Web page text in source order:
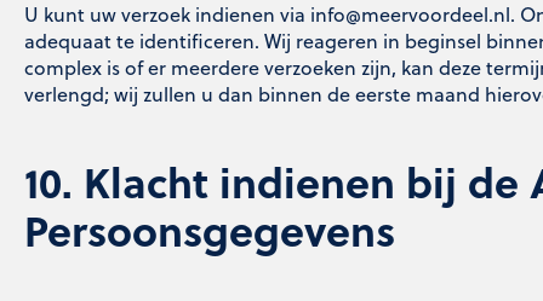
U kunt uw verzoek indienen via info@meervoordeel.nl.
adequaat te identificeren. Wij reageren in beginsel
complex is of er meerdere verzoeken zijn, kan deze
verlengd; wij zullen u dan binnen de eerste maand
10. Klacht indienen bij
Persoonsgegevens